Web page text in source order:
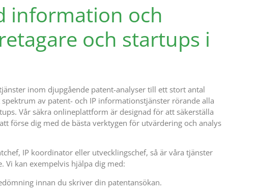
information och
och startups i
inom djupgående patent-analyser till ett stort antal
av patent- och IP informationstjänster rörande alla
Vår säkra onlineplattform är designad för att säkerställa
förse dig med de bästa verktygen för utvärdering och analys
IP koordinator eller utvecklingschef, så är våra tjänster
Vi kan exempelvis hjälpa dig med:
innan du skriver din patentansökan.